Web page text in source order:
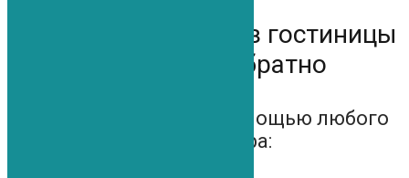
Бесплатное такси из гостиницы
в клинику и обратно
Свяжитесь с нами с помощью любого
мессенджера: